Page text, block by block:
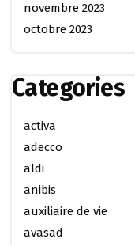
novembre 2023
octobre 2023
Categories
activa
adecco
aldi
anibis
auxiliaire de vie
avasad